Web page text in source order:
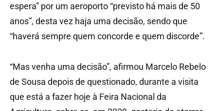
espera” por um aeroporto “previsto há mais de 50
anos”, desta vez haja uma decisão, sendo que
“haverá sempre quem concorde e quem discorde”.
“Mas venha uma decisão”, afirmou Marcelo Rebelo
de Sousa depois de questionado, durante a visita
que está a fazer hoje à Feira Nacional da